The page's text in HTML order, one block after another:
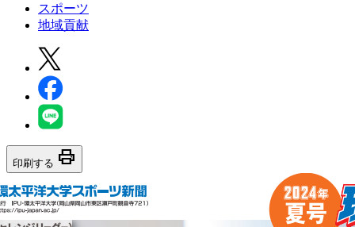
スポーツ
地域貢献
印刷する print